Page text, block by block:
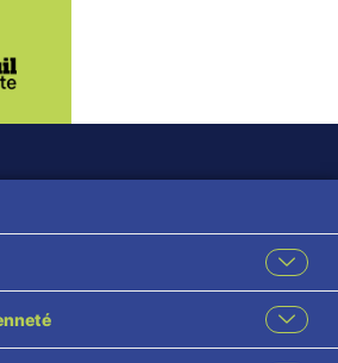
content-